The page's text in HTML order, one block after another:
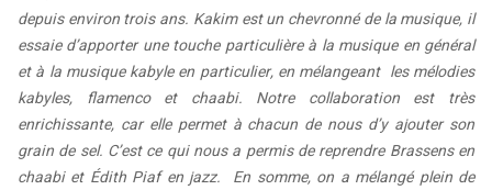
depuis environ trois ans. Kakim est un chevronné de la musique, il
essaie d’apporter une touche particulière à la musique en général
et à la musique kabyle en particulier, en mélangeant les mélodies
kabyles, flamenco et chaabi. Notre collaboration est très
enrichissante, car elle permet à chacun de nous d’y ajouter son
grain de sel. C’est ce qui nous a permis de reprendre Brassens en
chaabi et Édith Piaf en jazz. En somme, on a mélangé plein de